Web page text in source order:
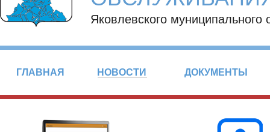
Яковлевского муниципального
ГЛАВНАЯ НОВОСТИ ДОКУМЕНТЫ